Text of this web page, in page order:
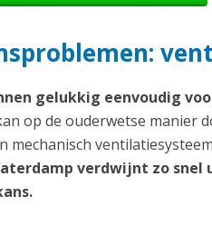
gelukkig eenvoudig
op de ouderwetse manier
mechanisch
verdwijnt zo